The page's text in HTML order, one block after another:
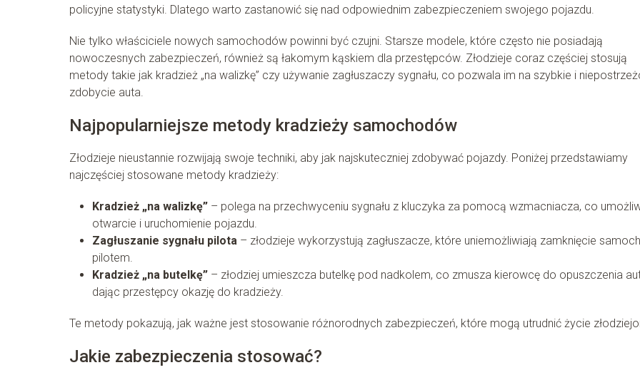
policyjne statystyki. Dlatego warto zastanowić się nad odpowiednim zabezpieczeniem swojego pojazdu.
Nie tylko właściciele nowych samochodów powinni być czujni. Starsze modele, które często nie posiadają
nowoczesnych zabezpieczeń, również są łakomym kąskiem dla przestępców. Złodzieje coraz częściej stosują
metody takie jak kradzież „na walizkę” czy używanie zagłuszaczy sygnału, co pozwala im na szybkie i
zdobycie auta.
Najpopularniejsze metody kradzieży samochodów
Złodzieje nieustannie rozwijają swoje techniki, aby jak najskuteczniej zdobywać pojazdy. Poniżej przedstawiamy
najczęściej stosowane metody kradzieży:
Kradzież „na walizkę” – polega na przechwyceniu sygnału z kluczyka za pomocą wzmacniacza, co
otwarcie i uruchomienie pojazdu.
Zagłuszanie sygnału pilota – złodzieje wykorzystują zagłuszacze, które uniemożliwiają zamknięcie
pilotem.
Kradzież „na butelkę” – złodziej umieszcza butelkę pod nadkolem, co zmusza kierowcę do opuszczenia
dając przestępcy okazję do kradzieży.
Te metody pokazują, jak ważne jest stosowanie różnorodnych zabezpieczeń, które mogą utrudnić życie
Jakie zabezpieczenia stosować?